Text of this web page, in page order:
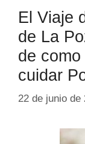
El Viaje
de La
de
cuidar
22 de junio de